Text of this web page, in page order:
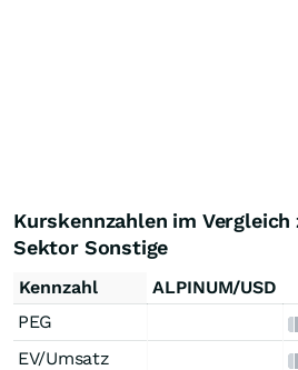
Kurskennzahlen im Vergleich
Sektor Sonstige
Kennzahl ALPINUM/USD
PEG
EV/Umsatz